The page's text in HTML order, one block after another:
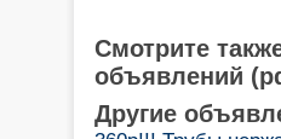
Смотрите
объявлений
Другие